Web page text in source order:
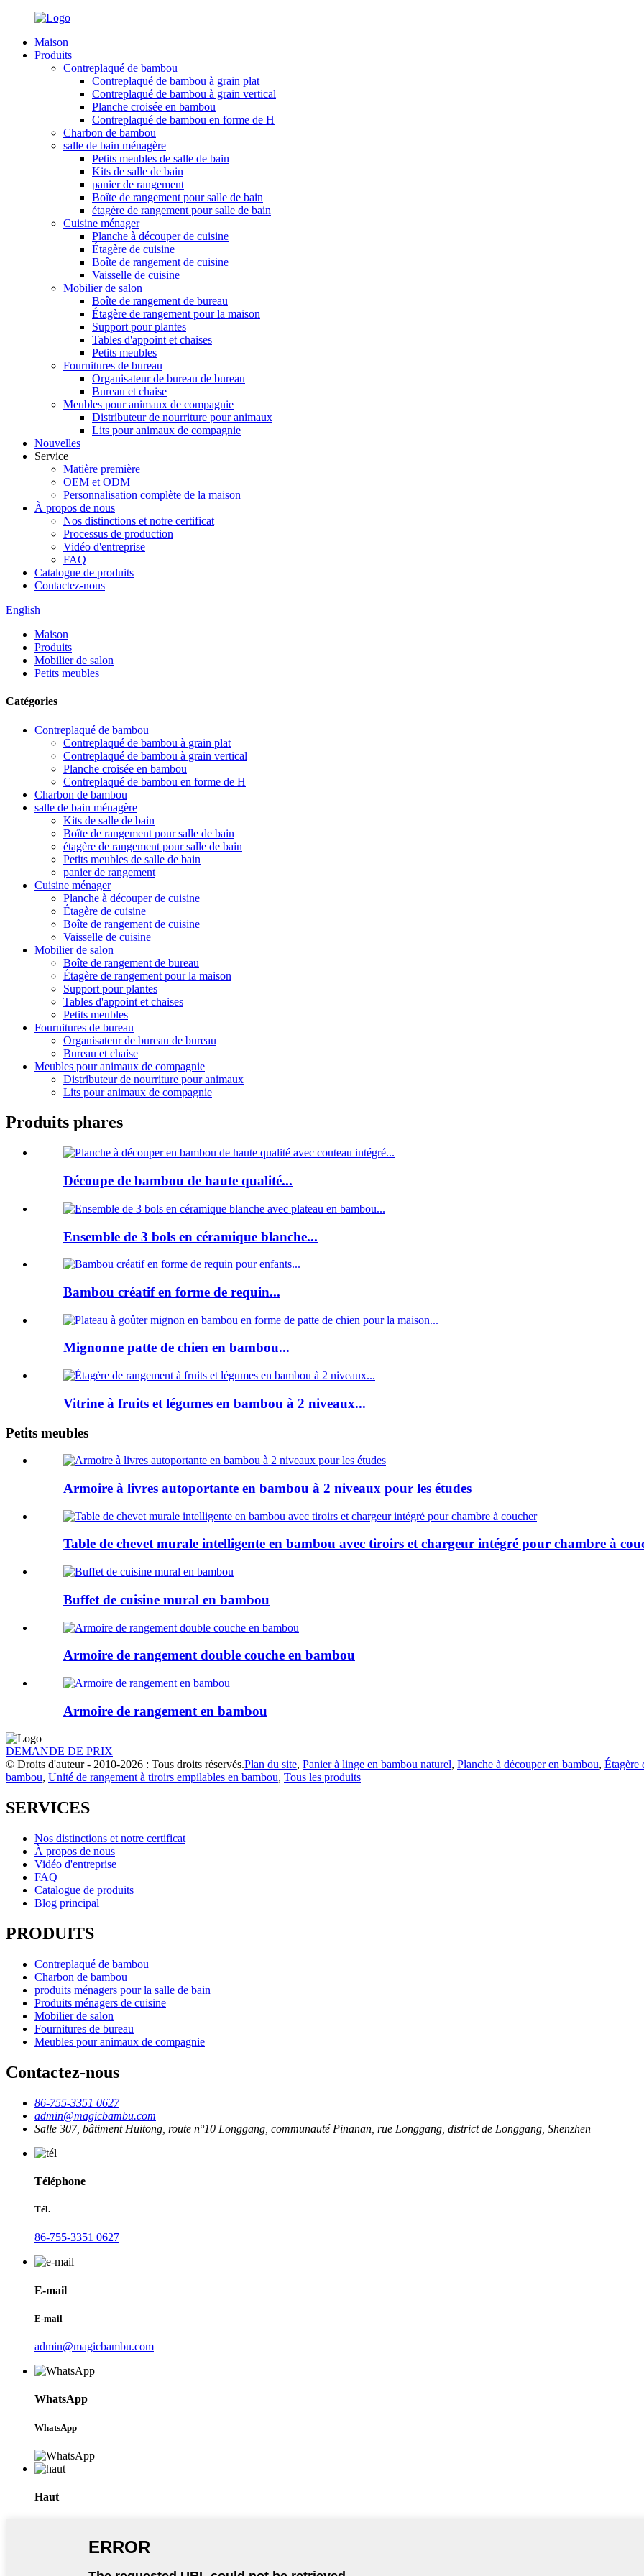
Maison
Produits
Contreplaqué de bambou
Contreplaqué de bambou à grain plat
Contreplaqué de bambou à grain vertical
Planche croisée en bambou
Contreplaqué de bambou en forme de H
Charbon de bambou
salle de bain ménagère
Petits meubles de salle de bain
Kits de salle de bain
panier de rangement
Boîte de rangement pour salle de bain
étagère de rangement pour salle de bain
Cuisine ménager
Planche à découper de cuisine
Étagère de cuisine
Boîte de rangement de cuisine
Vaisselle de cuisine
Mobilier de salon
Boîte de rangement de bureau
Étagère de rangement pour la maison
Support pour plantes
Tables d'appoint et chaises
Petits meubles
Fournitures de bureau
Organisateur de bureau de bureau
Bureau et chaise
Meubles pour animaux de compagnie
Distributeur de nourriture pour animaux
Lits pour animaux de compagnie
Nouvelles
Service
Matière première
OEM et ODM
Personnalisation complète de la maison
À propos de nous
Nos distinctions et notre certificat
Processus de production
Vidéo d'entreprise
FAQ
Catalogue de produits
Contactez-nous
English
Maison
Produits
Mobilier de salon
Petits meubles
Catégories
Contreplaqué de bambou
Contreplaqué de bambou à grain plat
Contreplaqué de bambou à grain vertical
Planche croisée en bambou
Contreplaqué de bambou en forme de H
Charbon de bambou
salle de bain ménagère
Kits de salle de bain
Boîte de rangement pour salle de bain
étagère de rangement pour salle de bain
Petits meubles de salle de bain
panier de rangement
Cuisine ménager
Planche à découper de cuisine
Étagère de cuisine
Boîte de rangement de cuisine
Vaisselle de cuisine
Mobilier de salon
Boîte de rangement de bureau
Étagère de rangement pour la maison
Support pour plantes
Tables d'appoint et chaises
Petits meubles
Fournitures de bureau
Organisateur de bureau de bureau
Bureau et chaise
Meubles pour animaux de compagnie
Distributeur de nourriture pour animaux
Lits pour animaux de compagnie
Produits phares
Découpe de bambou de haute qualité...
Ensemble de 3 bols en céramique blanche...
Bambou créatif en forme de requin...
Mignonne patte de chien en bambou...
Vitrine à fruits et légumes en bambou à 2 niveaux...
Petits meubles
Armoire à livres autoportante en bambou à 2 niveaux pour les études
Table de chevet murale intelligente en bambou avec tiroirs et chargeur intégré pour chambre à
Buffet de cuisine mural en bambou
Armoire de rangement double couche en bambou
Armoire de rangement en bambou
DEMANDE DE PRIX
© Droits d'auteur - 2010-2026 : Tous droits réservés.Plan du site, Panier à linge en bambou naturel, Planche à découper en bambou, Étagère
bambou, Unité de rangement à tiroirs empilables en bambou, Tous les produits
SERVICES
Nos distinctions et notre certificat
À propos de nous
Vidéo d'entreprise
FAQ
Catalogue de produits
Blog principal
PRODUITS
Contreplaqué de bambou
Charbon de bambou
produits ménagers pour la salle de bain
Produits ménagers de cuisine
Mobilier de salon
Fournitures de bureau
Meubles pour animaux de compagnie
Contactez-nous
86-755-3351 0627
admin@magicbambu.com
Salle 307, bâtiment Huitong, route n°10 Longgang, communauté Pinanan, rue Longgang, district de Longgang, Shenzhen
Téléphone
Tél.
86-755-3351 0627
E-mail
E-mail
admin@magicbambu.com
WhatsApp
WhatsApp
Haut